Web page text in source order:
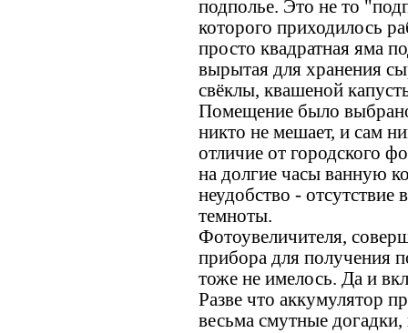
подполье. Это не то
которого приходилось
просто квадратная яма
вырытая для хранения
свёклы, квашеной
Помещение было
никто не мешает, и сам
отличие от городского
на долгие часы ванную
неудобство - отсутствие
темноты.
Фотоувеличителя,
прибора для получения
тоже не имелось. Да и
Разве что аккумулятор
весьма смутные